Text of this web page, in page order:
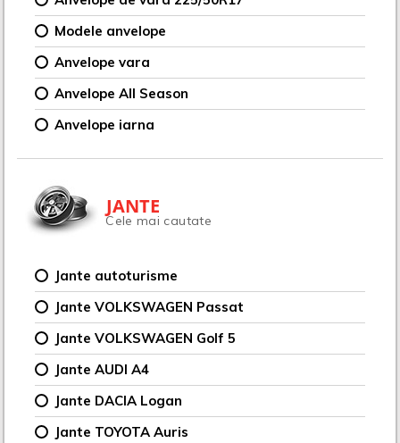
Modele anvelope
Anvelope vara
Anvelope All Season
Anvelope iarna
JANTE
Cele mai cautate
Jante autoturisme
Jante VOLKSWAGEN Passat
Jante VOLKSWAGEN Golf 5
Jante AUDI A4
Jante DACIA Logan
Jante TOYOTA Auris